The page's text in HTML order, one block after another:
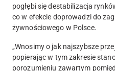
pogłębi się destabilizacja
co w efekcie doprowadzi do
żywnościowego w Polsce.
„Wnosimy o jak najszybsze
popierając w tym zakresie
porozumieniu zawartym